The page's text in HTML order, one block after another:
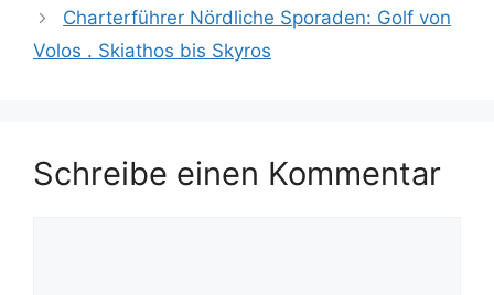
Charterführer Nördliche Sporaden: Golf von
Volos . Skiathos bis Skyros
Schreibe einen Kommentar